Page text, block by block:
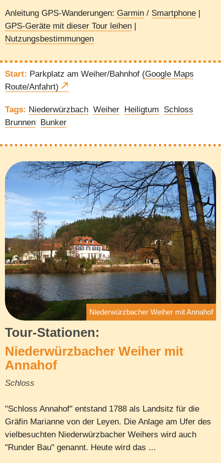
Anleitung GPS-Wanderungen: Garmin / Smartphone
GPS-Geräte mit dieser Tour leihen
Nutzungsbestimmungen
Start: Parkplatz am Weiher/Bahnhof (Google Maps
Route/Anfahrt)
Tags: Niederwürzbach Weiher Heiligtum
Schloss
Brunnen
Bunker
Niederwürzbacher Weiher mit Annahof
Tour-Stationen:
Niederwürzbacher Weiher mit
Annahof
Schloss
"Schloss Annahof" entstand 1788 als Landsitz für die
Gräfin Marianne von der Leyen. Die Anlage am Ufer des
vielbesuchten Niederwürzbacher Weihers wird auch
"Runder Bau" genannt. Heute wird das ...